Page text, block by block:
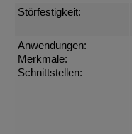
Störfestigkeit:
Anwendungen:
Merkmale:
Schnittstellen: